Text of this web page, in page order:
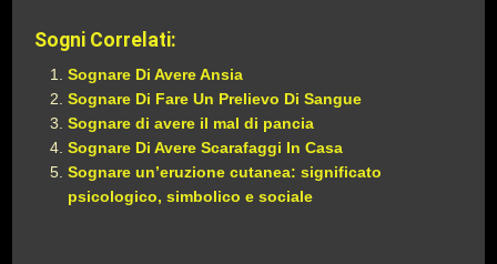
Sogni Correlati:
Sognare Di Avere Ansia
Sognare Di Fare Un Prelievo Di Sangue
Sognare di avere il mal di pancia
Sognare Di Avere Scarafaggi In Casa
Sognare un’eruzione cutanea: significato
psicologico, simbolico e sociale